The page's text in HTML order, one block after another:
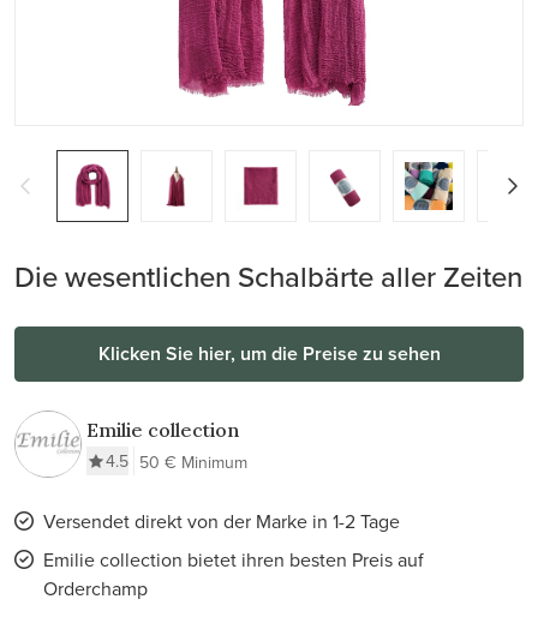
Die wesentlichen Schalbärte aller Zeiten
Klicken Sie hier, um die Preise zu sehen
Emilie collection
4.5 50 € Minimum
Versendet direkt von der Marke in 1-2 Tage
Emilie collection bietet ihren besten Preis auf
Orderchamp